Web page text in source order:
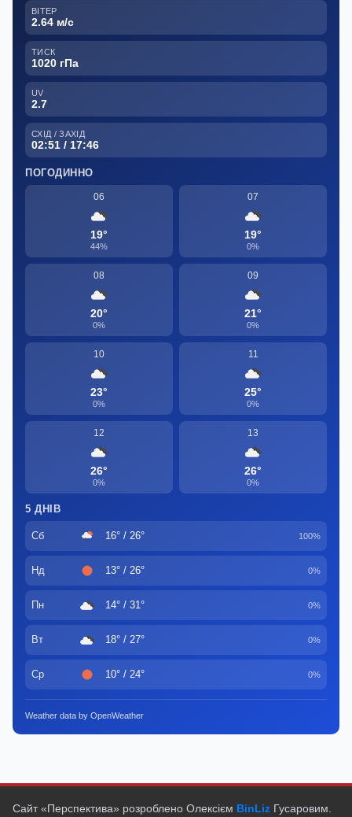
ВІТЕР
2.64 м/с
ТИСК
1020 гПа
UV
2.7
СХІД / ЗАХІД
02:51 / 17:46
ПОГОДИННО
06
19°
44%
07
19°
0%
08
20°
0%
09
21°
0%
10
23°
0%
11
25°
0%
12
26°
0%
13
26°
0%
5 ДНІВ
Сб 16° / 26° 100%
Нд 13° / 26° 0%
Пн 14° / 31° 0%
Вт 18° / 27° 0%
Ср 10° / 24° 0%
Weather data by OpenWeather
Сайт «Перспектива» розроблено Олексієм BinLiz Гусаровим.